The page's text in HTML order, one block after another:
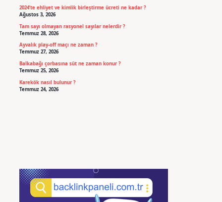
2024’te ehliyet ve kimlik birleştirme ücreti ne kadar ?
Ağustos 3, 2026
Tam sayı olmayan rasyonel sayılar nelerdir ?
Temmuz 28, 2026
Ayvalık play-off maçı ne zaman ?
Temmuz 27, 2026
Balkabağı çorbasına süt ne zaman konur ?
Temmuz 25, 2026
Karekök nasıl bulunur ?
Temmuz 24, 2026